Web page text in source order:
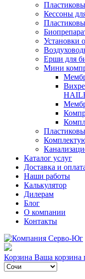
Кессоны
Установки
Ерши для
Мини
Каталог услуг
Доставка и
Наши работы
Калькулятор
Дилерам
Блог
О компании
Контакты
Корзина Ваша корзина